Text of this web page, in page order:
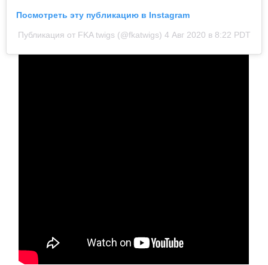
Посмотреть эту публикацию в Instagram
Публикация от FKA twigs (@fkatwigs) 4 Авг 2020 в 8:22 PDT